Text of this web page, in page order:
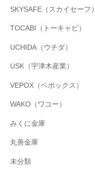
SKYSAFE（スカイセーフ）
TOCABI（トーキャビ）
UCHIDA（ウチダ）
USK（宇津木産業）
VEPOX（ベポックス）
WAKO（ワコー）
みくに金庫
丸善金庫
未分類